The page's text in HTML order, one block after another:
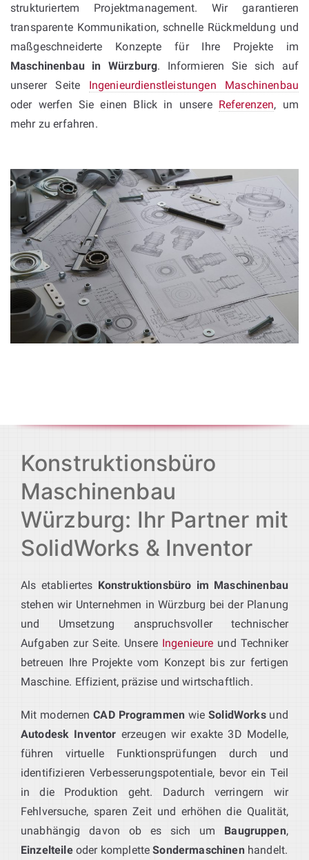
strukturiertem Projektmanagement. Wir garantieren
transparente Kommunikation, schnelle Rückmeldung und
maßgeschneiderte Konzepte für Ihre Projekte im
Maschinenbau in Würzburg. Informieren Sie sich auf
unserer Seite Ingenieurdienstleistungen Maschinenbau
oder werfen Sie einen Blick in unsere Referenzen, um
mehr zu erfahren.
Konstruktionsbüro
Maschinenbau
Würzburg: Ihr Partner mit
SolidWorks & Inventor
Als etabliertes Konstruktionsbüro im Maschinenbau
stehen wir Unternehmen in Würzburg bei der Planung
und Umsetzung anspruchsvoller technischer
Aufgaben zur Seite. Unsere Ingenieure und Techniker
betreuen Ihre Projekte vom Konzept bis zur fertigen
Maschine. Effizient, präzise und wirtschaftlich.
Mit modernenCAD Programmen wieSolidWorksund
Autodesk Inventor erzeugen wir exakte 3D Modelle,
führen virtuelle Funktionsprüfungen durch und
identifizieren Verbesserungspotentiale, bevor ein Teil
in die Produktion geht. Dadurch verringern wir
Fehlversuche, sparen Zeit und erhöhen die Qualität,
unabhängig davon ob es sich um Baugruppen,
Einzelteileoder kompletteSondermaschinenhandelt.